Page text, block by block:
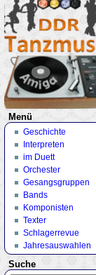
Menü
Geschichte
Interpreten
im Duett
Orchester
Gesangsgruppen
Bands
Komponisten
Texter
Schlagerrevue
Jahresauswahlen
Suche